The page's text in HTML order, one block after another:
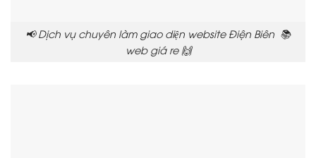
📢 Dịch vụ chuyên làm giao diện website Điện Biên 📚
web giá re 🙌